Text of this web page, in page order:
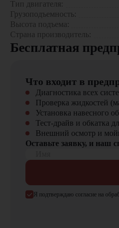
Крупные складские
Производственные
Строительные площадки –
Сельскохозяйственные
Логистические центры –
Система плавного пуска и
Гидравлическая система
Регулируемая скорость
Защита от перегрузок
Усиленная рама и ходовая
Компания "ЦТО" –
погрузчиков, малой
Тип двигателя:
Грузоподъемность:
Высота подъема:
Страна производитель:
Бесплатная
Что входит в
Диагностика всех
Проверка жидкостей
Установка навесного
Тест-драйв и обкатка
Внешний осмотр и
Оставьте заявку, и наш
Я подтверждаю согласие на